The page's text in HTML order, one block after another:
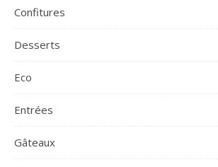
Confitures
Desserts
Eco
Entrées
Gâteaux